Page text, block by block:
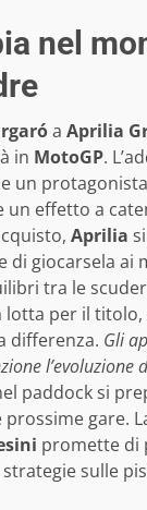
nel
a Aprilia
in MotoGP.
un
un effetto a
Aprilia
di giocarsela ai
tra le
per il titolo,
differenza. Gli
l’evoluzione
paddock si
gare.
promette di
sulle